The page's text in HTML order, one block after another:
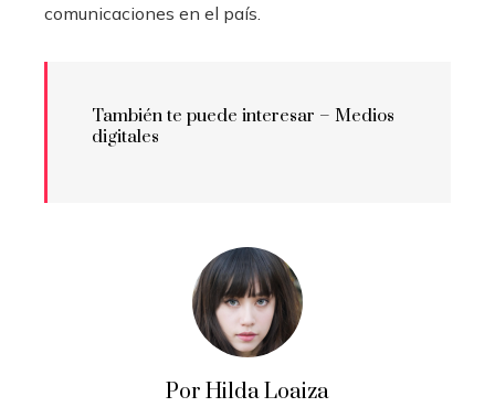
comunicaciones en el país.
También te puede interesar – Medios
digitales
Por Hilda Loaiza